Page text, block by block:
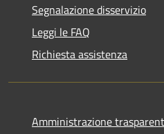
Segnalazione disservizio
Leggi le FAQ
Richiesta assistenza
Amministrazione